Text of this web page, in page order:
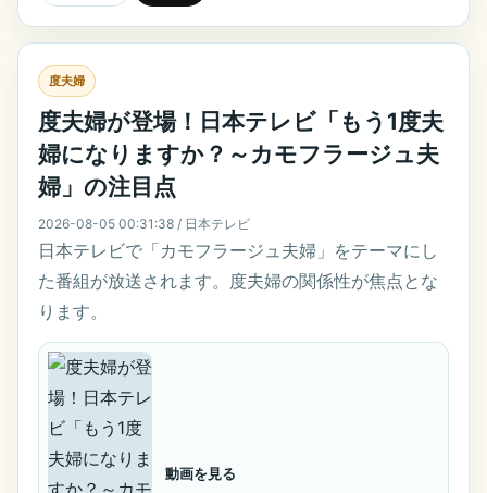
度夫婦
度夫婦が登場！日本テレビ「もう1度夫
婦になりますか？～カモフラージュ夫
婦」の注目点
2026-08-05 00:31:38 / 日本テレビ
日本テレビで「カモフラージュ夫婦」をテーマにし
た番組が放送されます。度夫婦の関係性が焦点とな
ります。
動画を見る